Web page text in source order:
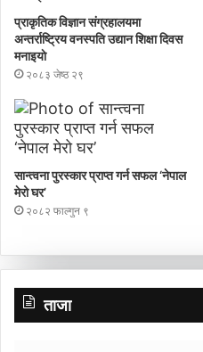
प्राकृतिक विज्ञान संग्रहालयमा
अन्तर्राष्ट्रिय वनस्पति उद्यान शिक्षा दिवस
मनाइयाे
२०८३ जेष्ठ २९
सान्त्वना पुरस्कार प्राप्त गर्न सफल ‘नेपाल
मेरो घर’
२०८२ फाल्गुन ९
ताजा